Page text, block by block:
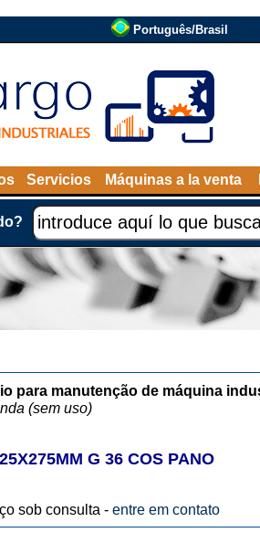
Português/Brasil
Servicios Máquinas a la venta
para manutenção de máquina
(sem uso)
G 36 COS PANO
sob consulta - entre em contato